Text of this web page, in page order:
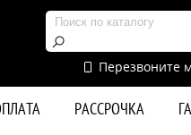
Перезвоните
ОПЛАТА РАССРОЧКА